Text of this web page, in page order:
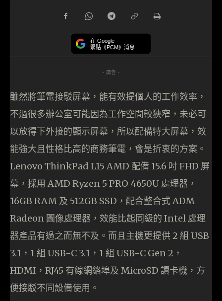
在 Google
緊貼《PCM》消息
- 廣告 -
雖然將筆電接駁屏幕，能有效提個人的工作效率，
不過很多辦公室可能因為工作空間較狹窄，未必可
以放得下外接的顯示屏幕，所以配備特大屏幕，效
能強大且性格比高的商務筆電，會是折衷的方案。
Lenovo ThinkPad L15 AMD 配備 15.6 吋 FHD 屏
幕，採用 AMD Ryzen 5 PRO 4650U 處理器，
16GB RAM 及 512GB SSD，配合整合式 ADM
Radeon 圖像處理器，效能比起同級的 Intel 處理
器產品有過之而無不及。而且主機更提供 2 組 USB
3.1，1 組 USB-C 3.1，1 組 USB-C Gen 2，
HDMI，RJ45 有線網絡埠及 MicroSD 讀卡機，方
便接駁不同設備使用。